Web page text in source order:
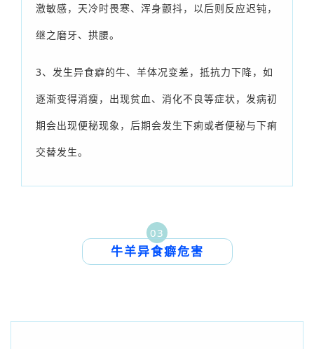
激敏感，天冷时畏寒、浑身颤抖，以后则反应迟钝，
继之磨牙、拱腰。
3、发生异食癖的牛、羊体况变差，抵抗力下降，如
逐渐变得消瘦，出现贫血、消化不良等症状，发病初
期会出现便秘现象，后期会发生下痢或者便秘与下痢
交替发生。
03
牛羊异食癖危害